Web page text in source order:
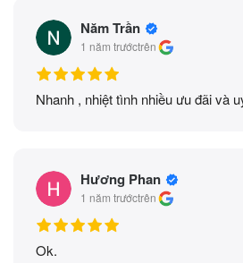
Năm Trần
1 năm trướctrên
Nhanh , nhiệt tình nhiều ưu đãi và
Hương Phan
1 năm trướctrên
Ok.